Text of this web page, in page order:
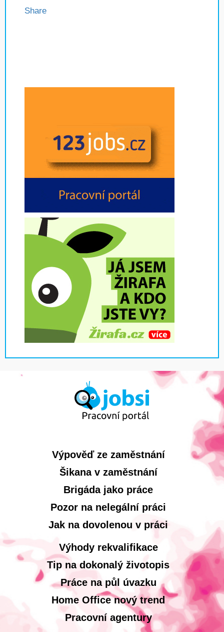
Share
Výpověď ze zaměstnání
Šikana v zaměstnání
Brigáda jako práce
Pozor na nelegální práci
Jak na dovolenou v práci
Výhody rekvalifikace
Tip na dokonalý životopis
Práce na půl úvazku
Home Office nový trend
Pracovní agentury